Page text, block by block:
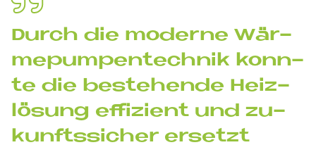
Durch die mo­der­ne Wär­
me­pum­pen­tech­nik konn­
te die be­stehen­de Heiz­
lö­sung ef­fi­zi­ent und zu­
kunfts­si­cher er­set­zt